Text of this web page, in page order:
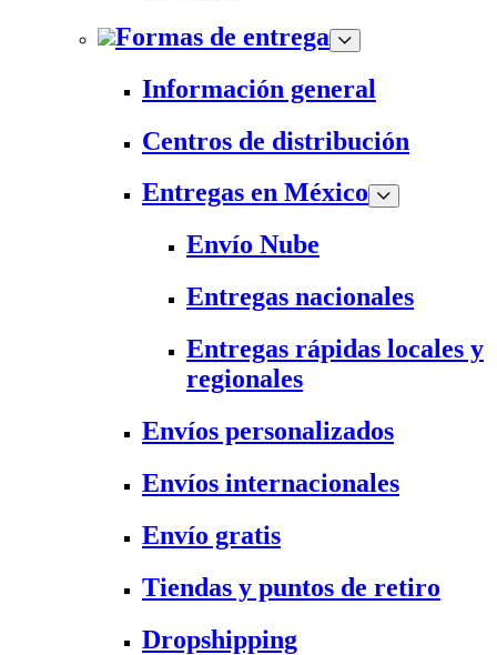
Formas de entrega
Información general
Centros de distribución
Entregas en México
Envío Nube
Entregas nacionales
Entregas rápidas locales y
regionales
Envíos personalizados
Envíos internacionales
Envío gratis
Tiendas y puntos de retiro
Dropshipping